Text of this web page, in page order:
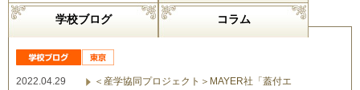
学校ブログ コラム
2022.04.29
＜産学協同プロジェクト＞MAYER社「蓋付エ